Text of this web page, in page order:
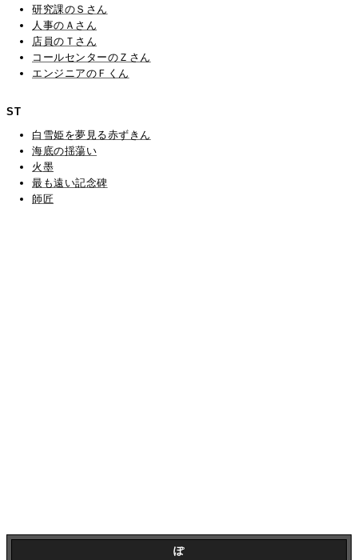
研究課のＳさん
人事のＡさん
店員のＴさん
コールセンターのＺさん
エンジニアのＦくん
ST
白雪姫を夢見る赤ずきん
海底の揺蕩い
火墨
最も遠い記念碑
師匠
ぽ